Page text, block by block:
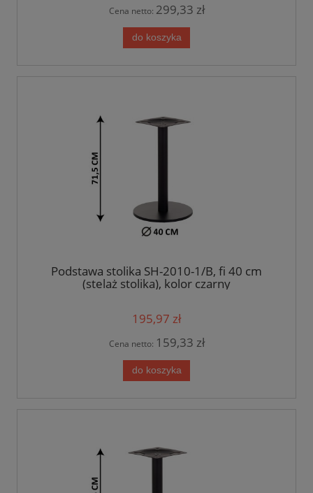
Cena netto: 299,33 zł
do koszyka
Podstawa stolika SH-2010-1/B, fi 40 cm
(stelaż stolika), kolor czarny
195,97 zł
Cena netto: 159,33 zł
do koszyka